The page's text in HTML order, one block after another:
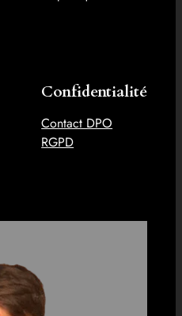
Confidentialité
Contact DPO
RGPD